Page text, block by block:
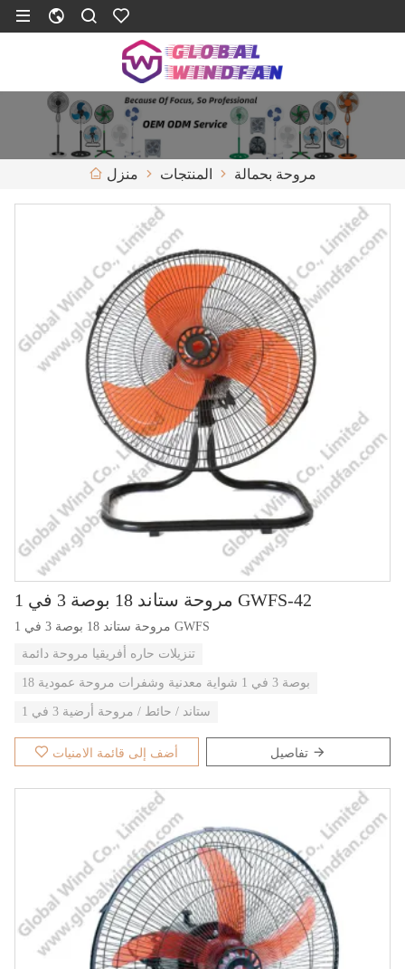
منزل المنتجات مروحة بحمالة
مروحة ستاند 18 بوصة 3 في 1 GWFS-42
مروحة ستاند 18 بوصة 3 في 1 GWFS
تنزيلات حاره أفريقيا مروحة دائمة
18 بوصة 3 في 1 شواية معدنية وشفرات مروحة عمودية
ستاند / حائط / مروحة أرضية 3 في 1
أضف إلى قائمة الامنيات تفاصيل